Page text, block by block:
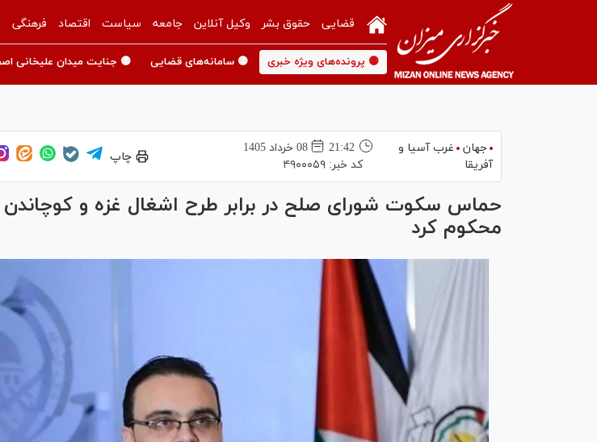
قضایی حقوق بشر وکیل آنلاین جامعه سیاست اقتصاد فرهنگی
🟡 پرونده‌های ویژه خبری 🟡 سامانه‌های قضایی 🟡 جنایت میدان علیخانی
جهان
غرب آسیا و
آفریقا
21:42
08 خرداد 1405
کد خبر:۴۹۰۰۰۵۹
چاپ
حماس سکوت شورای صلح در برابر طرح اشغال غزه و کوچاندن
محکوم کرد